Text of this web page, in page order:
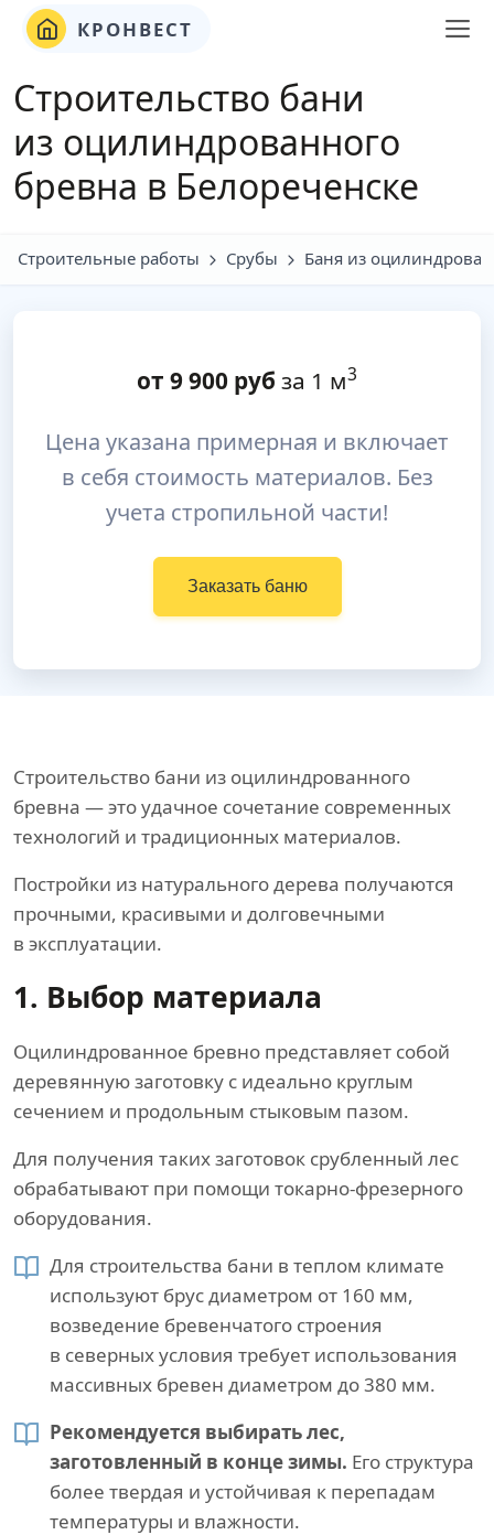
КРОНВЕСТ
Строительство бани
из оцилиндрованного
бревна в Белореченске
Строительные работы Срубы Баня из
от 9 900 руб за 1 м3
Цена указана примерная и включает
в себя стоимость материалов. Без
учета стропильной части!
Заказать баню
Строительство бани из оцилиндрованного
бревна — это удачное сочетание современных
технологий и традиционных материалов.
Постройки из натурального дерева получаются
прочными, красивыми и долговечными
в эксплуатации.
1. Выбор материала
Оцилиндрованное бревно представляет собой
деревянную заготовку с идеально круглым
сечением и продольным стыковым пазом.
Для получения таких заготовок срубленный лес
обрабатывают при помощи токарно-фрезерного
оборудования.
Для строительства бани в теплом климате
используют брус диаметром от 160 мм,
возведение бревенчатого строения
в северных условия требует использования
массивных бревен диаметром до 380 мм.
Рекомендуется выбирать лес,
заготовленный в конце зимы. Его структура
более твердая и устойчивая к перепадам
температуры и влажности.